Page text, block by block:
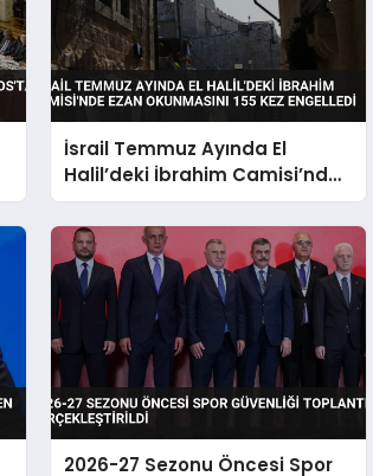
İsrail Temmuz Ayında El
Halil’deki İbrahim Camisi’nde
Ezan Okunmasını 155 Kez
Engelledi
2026-27 Sezonu Öncesi Spor